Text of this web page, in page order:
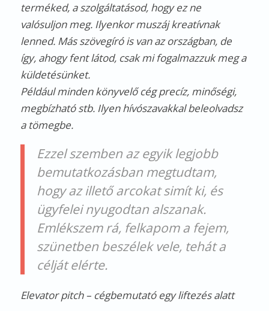
terméked, a szolgáltatásod, hogy ez ne
valósuljon meg. Ilyenkor muszáj kreatívnak
lenned. Más szövegíró is van az országban, de
így, ahogy fent látod, csak mi fogalmazzuk meg a
küldetésünket.
Például minden könyvelő cég precíz, minőségi,
megbízható stb. Ilyen hívószavakkal beleolvadsz
a tömegbe.
Ezzel szemben az egyik legjobb
bemutatkozásban megtudtam,
hogy az illető arcokat simít ki, és
ügyfelei nyugodtan alszanak.
Emlékszem rá, felkapom a fejem,
szünetben beszélek vele, tehát a
célját elérte.
Elevator pitch – cégbemutató egy liftezés alatt